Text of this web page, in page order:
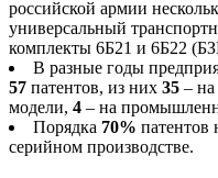
российской армии
универсальный
комплекты 6Б21 и 6Б22
В разные годы
57 патентов, из них 35 – на
модели, 4 – на
Порядка 70% патентов
серийном производстве.